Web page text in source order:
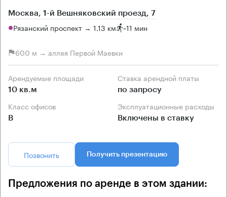
Москва, 1-й Вешняковский проезд, 7
Рязанский проспект → 1.13 км ~11 мин
600 м → аллея Первой Маевки
Арендуемые площади
10 кв.м
Ставка арендной платы
по запросу
Класс офисов
B
Эксплуатационные расходы
Включены в ставку
Позвонить Получить презентацию
Предложения по аренде в этом здании: